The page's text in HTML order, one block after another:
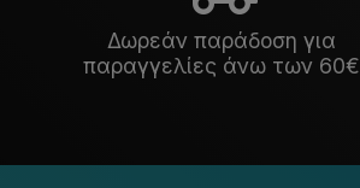
Δωρεάν παράδοση για
παραγγελίες άνω των 60€